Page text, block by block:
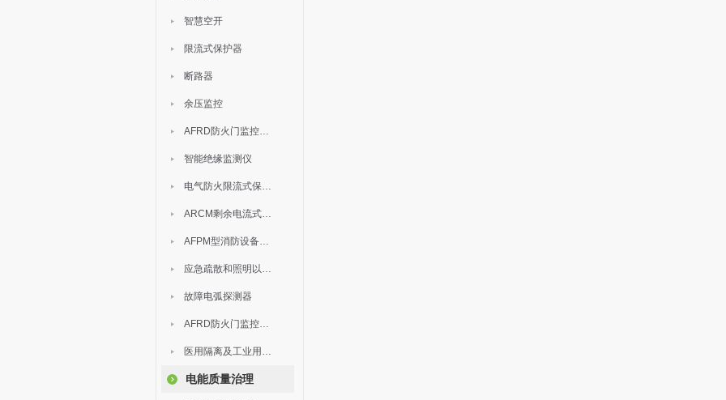
智慧空开
限流式保护器
断路器
余压监控
AFRD防火门监控模块
智能绝缘监测仪
电气防火限流式保护器
ARCM剩余电流式电气火灾监控装置
AFPM型消防设备电源监控系统
应急疏散和照明以及灯具
故障电弧探测器
AFRD防火门监控系统
医用隔离及工业用电绝缘检测
电能质量治理